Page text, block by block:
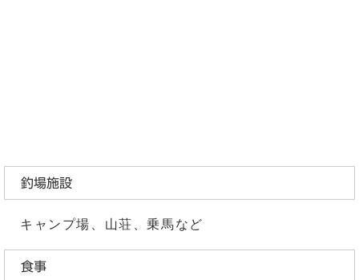
釣場施設
キャンプ場、山荘、乗馬など
食事